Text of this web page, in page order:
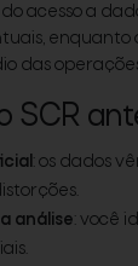
acesso a
das
SCR
: os dados
análise: você